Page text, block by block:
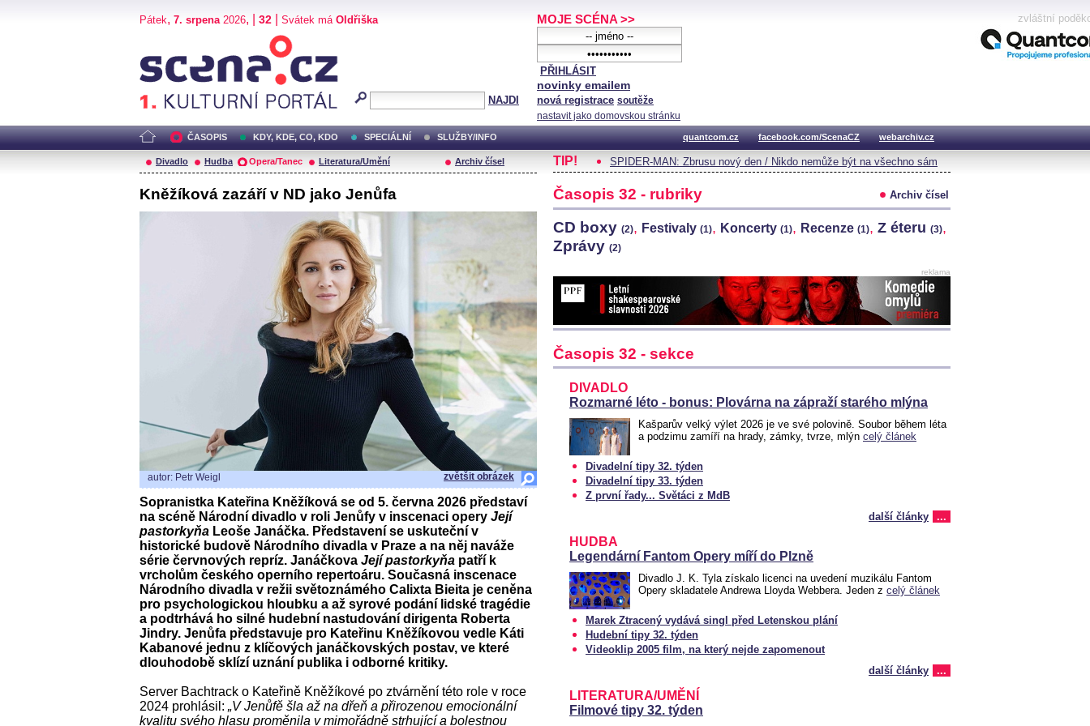
Pátek, 7. srpena2026, | 32 Svátek má Oldřiška
NAJDI
MOJE SCÉNA >>
PŘIHLÁSIT
novinky emailem
nová registrace soutěže
nastavit jako domovskou stránku
zvláštní
ČASOPIS KDY, KDE, CO, KDO SPECIÁLNÍ SLUŽBY/INFO quantcom.cz facebook.com/ScenaCZ webarchiv.cz
Divadlo Hudba Opera/Tanec Literatura/Umění Archiv čísel
Kněžíková zazáří v ND jako Jenůfa
autor: Petr Weigl zvětšit obrázek
Sopranistka Kateřina Kněžíková se od 5. června 2026 představí
na scéně Národní divadlo v roli Jenůfy v inscenaci opery Její
pastorkyňa Leoše Janáčka. Představení se uskuteční v
historické budově Národního divadla v Praze a na něj naváže
série červnových repríz. Janáčkova Její pastorkyňa patří k
vrcholům českého operního repertoáru. Současná inscenace
Národního divadla v režii světoznámého Calixta Bieita je ceněna
pro psychologickou hloubku a až syrové podání lidské tragédie
a podtrhává ho silné hudební nastudování dirigenta Roberta
Jindry. Jenůfa představuje pro Kateřinu Kněžíkovou vedle Káti
Kabanové jednu z klíčových janáčkovských postav, ve které
dlouhodobě sklízí uznání publika i odborné kritiky.
Server Bachtrack o Kateřině Kněžíkové po ztvárnění této role v roce
2024 prohlásil: „V Jenůfě šla až na dřeň a přirozenou emocionální
kvalitu svého hlasu proměnila v mimořádně strhující a bolestnou
TIP! SPIDER-MAN: Zbrusu nový den / Nikdo nemůže být na všechno sám
Časopis 32 - rubriky Archiv čísel
CD boxy (2), Festivaly (1), Koncerty (1), Recenze (1), Z éteru (3),
Zprávy (2)
reklama
Časopis 32 - sekce
DIVADLO
Rozmarné léto - bonus: Plovárna na zápraží starého mlýna
Kašparův velký výlet 2026 je ve své polovině. Soubor během léta
a podzimu zamíří na hrady, zámky, tvrze, mlýn celý článek
Divadelní tipy 32. týden
Divadelní tipy 33. týden
Z první řady... Světáci z MdB
další články
...
HUDBA
Legendární Fantom Opery míří do Plzně
Divadlo J. K. Tyla získalo licenci na uvedení muzikálu Fantom
Opery skladatele Andrewa Lloyda Webbera. Jeden z celý článek
Marek Ztracený vydává singl před Letenskou plání
Hudební tipy 32. týden
Videoklip 2005 film, na který nejde zapomenout
další články
...
LITERATURA/UMĚNÍ
Filmové tipy 32. týden